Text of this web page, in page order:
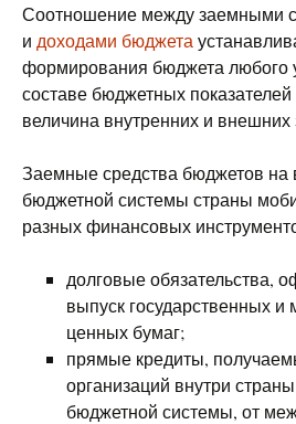
Соотношение между заемными
и доходами бюджета
формирования бюджета любого
составе бюджетных показателей
величина внутренних и внешних
Заемные средства бюджетов на
бюджетной системы страны
разных финансовых
долговые обязательства,
выпуск государственных
ценных бумаг;
прямые кредиты,
организаций внутри
бюджетной системы, от